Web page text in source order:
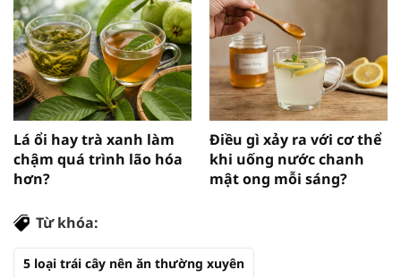
Lá ổi hay trà xanh làm
chậm quá trình lão hóa
hơn?
Điều gì xảy ra với cơ thể
khi uống nước chanh
mật ong mỗi sáng?
Từ khóa:
5 loại trái cây nên ăn thường xuyên